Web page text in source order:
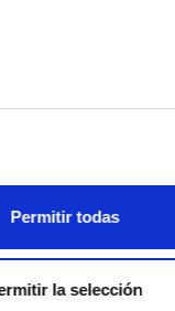
Permitir todas
la selección